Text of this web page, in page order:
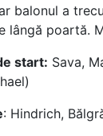
balonul a
lângă poartă.
start: Sava,
: Hindrich,